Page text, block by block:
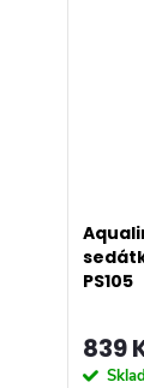
PS105
839